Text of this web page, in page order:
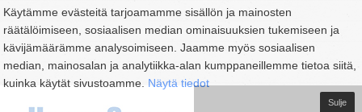
Käytämme evästeitä tarjoamamme sisällön ja mainosten
räätälöimiseen, sosiaalisen median ominaisuuksien tukemiseen ja
kävijämäärämme analysoimiseen. Jaamme myös sosiaalisen
median, mainosalan ja analytiikka-alan kumppaneillemme tietoa siitä,
kuinka käytät sivustoamme. Näytä tiedot
Sulje